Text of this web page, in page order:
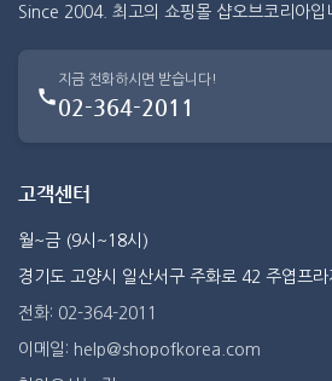
Since 2004. 최고의 쇼핑몰 샵오브코리아입
지금 전화하시면 받습니다!
02-364-2011
고객센터
월~금 (9시~18시)
경기도 고양시 일산서구 주화로 42 주엽프
전화: 02-364-2011
이메일: help@shopofkorea.com